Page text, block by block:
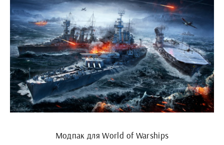
Модпак для World of Warships